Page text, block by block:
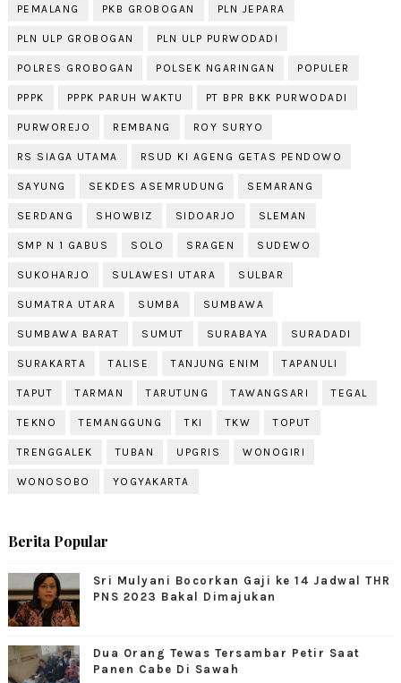
PEMALANG PKB GROBOGAN PLN JEPARA
PLN ULP GROBOGAN PLN ULP PURWODADI
POLRES GROBOGAN POLSEK NGARINGAN POPULER
PPPK PPPK PARUH WAKTU PT BPR BKK PURWODADI
PURWOREJO REMBANG ROY SURYO
RS SIAGA UTAMA RSUD KI AGENG GETAS PENDOWO
SAYUNG SEKDES ASEMRUDUNG SEMARANG
SERDANG SHOWBIZ SIDOARJO SLEMAN
SMP N 1 GABUS SOLO SRAGEN SUDEWO
SUKOHARJO SULAWESI UTARA SULBAR
SUMATRA UTARA SUMBA SUMBAWA
SUMBAWA BARAT SUMUT SURABAYA SURADADI
SURAKARTA TALISE TANJUNG ENIM TAPANULI
TAPUT TARMAN TARUTUNG TAWANGSARI TEGAL
TEKNO TEMANGGUNG TKI TKW TOPUT
TRENGGALEK TUBAN UPGRIS WONOGIRI
WONOSOBO YOGYAKARTA
Berita Popular
Sri Mulyani Bocorkan Gaji ke 14 Jadwal THR
PNS 2023 Bakal Dimajukan
Dua Orang Tewas Tersambar Petir Saat
Panen Cabe Di Sawah